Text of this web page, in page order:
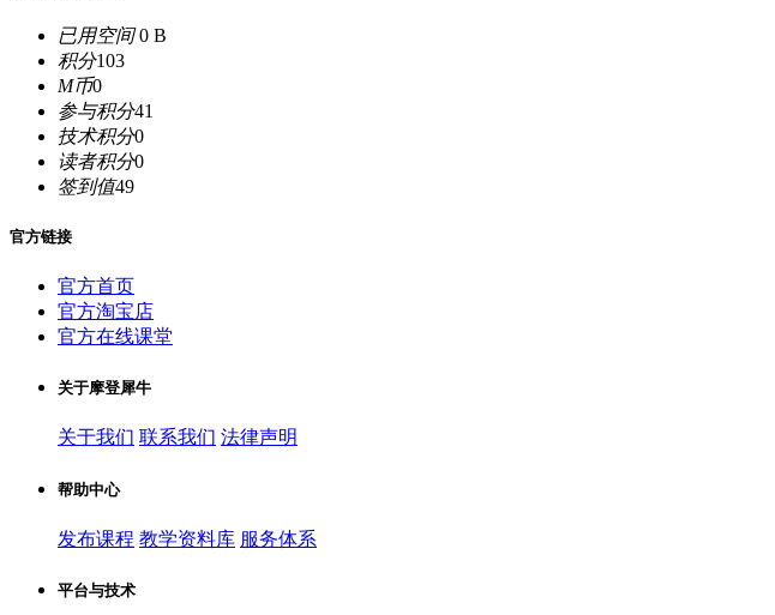
已用空间0 B
积分103
M币0
参与积分41
技术积分0
读者积分0
签到值49
官方链接
官方首页
官方淘宝店
官方在线课堂
关于摩登犀牛
关于我们 联系我们 法律声明
帮助中心
发布课程 教学资料库 服务体系
平台与技术